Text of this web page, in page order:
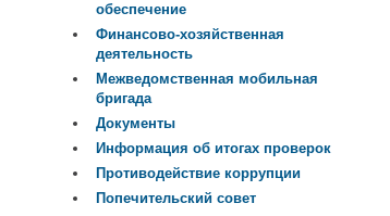
обеспечение
Финансово-хозяйственная
деятельность
Межведомственная мобильная
бригада
Документы
Информация об итогах проверок
Противодействие коррупции
Попечительский совет